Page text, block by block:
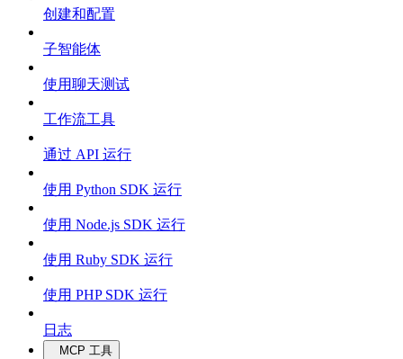
创建和配置
子智能体
使用聊天测试
工作流工具
通过 API 运行
使用 Python SDK 运行
使用 Node.js SDK 运行
使用 Ruby SDK 运行
使用 PHP SDK 运行
日志
MCP 工具